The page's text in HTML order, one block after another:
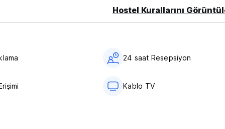
Hostel Kurallarını
24 saat Resepsiyon
Kablo TV